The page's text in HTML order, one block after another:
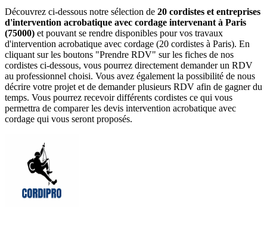
Découvrez ci-dessous notre sélection de 20 cordistes et entreprises
d'intervention acrobatique avec cordage intervenant à Paris
(75000) et pouvant se rendre disponibles pour vos travaux
d'intervention acrobatique avec cordage (20 cordistes à Paris). En
cliquant sur les boutons "Prendre RDV" sur les fiches de nos
cordistes ci-dessous, vous pourrez directement demander un RDV
au professionnel choisi. Vous avez également la possibilité de nous
décrire votre projet et de demander plusieurs RDV afin de gagner du
temps. Vous pourrez recevoir différents cordistes ce qui vous
permettra de comparer les devis intervention acrobatique avec
cordage qui vous seront proposés.